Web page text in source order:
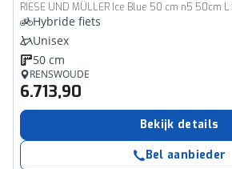
RIESE UND MÜLLER Ice Blue 50 cm n5 50cm
Hybride fiets
Unisex
50 cm
RENSWOUDE
6.713,90
Bekijk details
Bel aanbieder